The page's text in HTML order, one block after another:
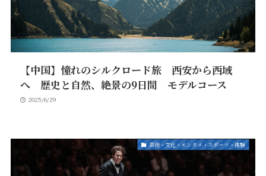
【中国】憧れのシルクロード旅 西安から西域
へ 歴史と自然、絶景の9日間 モデルコース
2025/6/29
芸術・文化・エンタメ・スポーツ・体験